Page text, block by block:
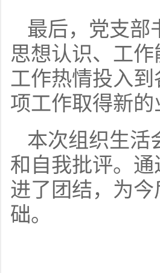
最后，党支部
思想认识、工
工作热情投入
项工作取得新
本次组织生活
和自我批评。
进了团结，为
础。